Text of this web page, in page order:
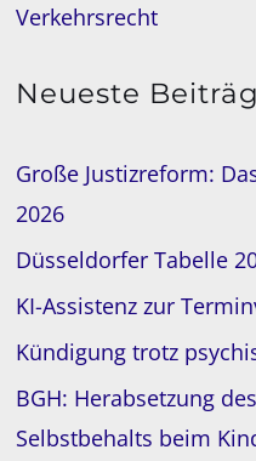
Verkehrsrecht
Neueste
Große Justizreform:
2026
Düsseldorfer Tabelle
KI-Assistenz zur
Kündigung trotz
BGH: Herabsetzung
Selbstbehalts beim